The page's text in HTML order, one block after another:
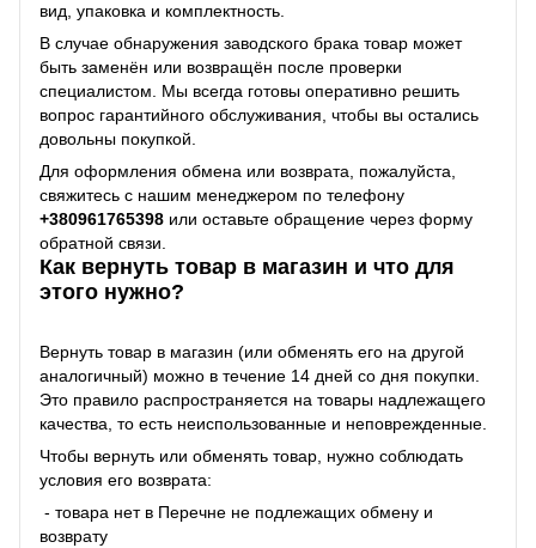
вид, упаковка и комплектность.
В случае обнаружения заводского брака товар может
быть заменён или возвращён после проверки
специалистом. Мы всегда готовы оперативно решить
вопрос гарантийного обслуживания, чтобы вы остались
довольны покупкой.
Для оформления обмена или возврата, пожалуйста,
свяжитесь с нашим менеджером по телефону
+380961765398 или оставьте обращение через форму
обратной связи.
Как вернуть товар в магазин и что для
этого нужно?
Вернуть товар в магазин (или обменять его на другой
аналогичный) можно в течение 14 дней со дня покупки.
Это правило распространяется на товары надлежащего
качества, то есть неиспользованные и неповрежденные.
Чтобы вернуть или обменять товар, нужно соблюдать
условия его возврата:
- товара нет в Перечне не подлежащих обмену и
возврату